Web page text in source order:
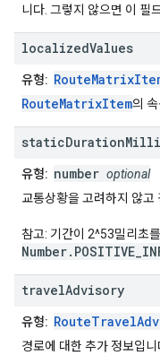
니다. 그렇지 않으면 이 필
localizedValues
유형:
RouteMatrixItem의
staticDuration
유형: number optional
교통상황을 고려하지 않고
참고: 기간이 2^53밀리초
travelAdvisory
유형:
경로에 대한 추가 정보입니